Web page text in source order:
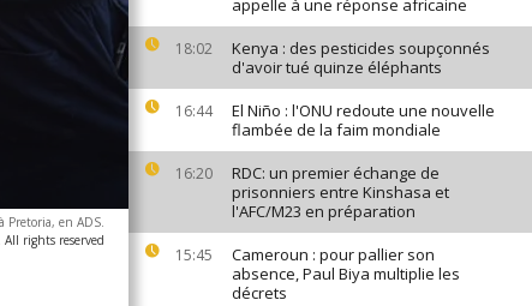
appelle à une réponse africaine
18:02
Kenya : des pesticides soupçonnés
d'avoir tué quinze éléphants
16:44
El Niño : l'ONU redoute une nouvelle
flambée de la faim mondiale
16:20
RDC: un premier échange de
prisonniers entre Kinshasa et
l'AFC/M23 en préparation
15:45
Cameroun : pour pallier son
absence, Paul Biya multiplie les
décrets
Pretoria, en ADS.
rights reserved